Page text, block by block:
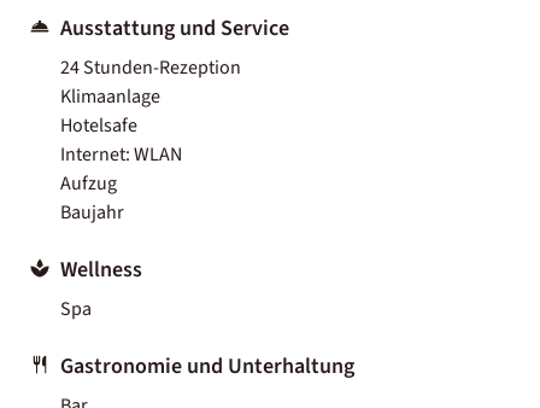
Ausstattung und Service
24 Stunden-Rezeption
Klimaanlage
Hotelsafe
Internet: WLAN
Aufzug
Baujahr
Wellness
Spa
Gastronomie und Unterhaltung